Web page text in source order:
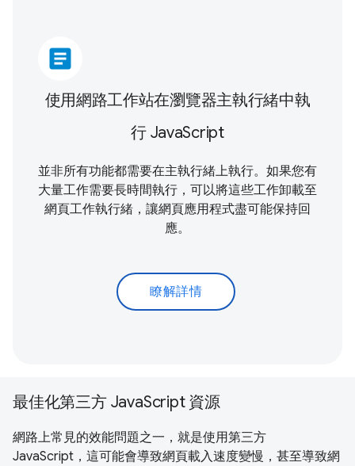
article
使用網路工作站在瀏覽器主執行緒中執
行 JavaScript
並非所有功能都需要在主執行緒上執行。如果您有
大量工作需要長時間執行，可以將這些工作卸載至
網頁工作執行緒，讓網頁應用程式盡可能保持回
應。
瞭解詳情
最佳化第三方 JavaScript 資源
網路上常見的效能問題之一，就是使用第三方
JavaScript，這可能會導致網頁載入速度變慢，甚至導致網